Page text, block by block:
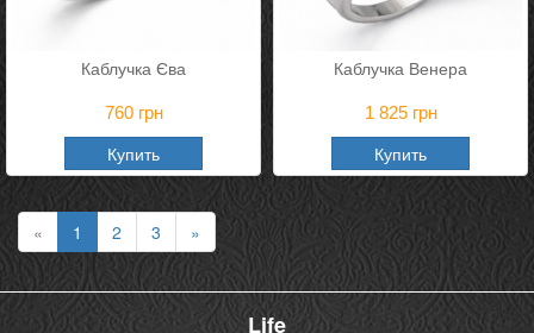
Каблучка Єва
760грн
Купить
Каблучка Венера
1 825грн
Купить
« 1 2 3 »
Life